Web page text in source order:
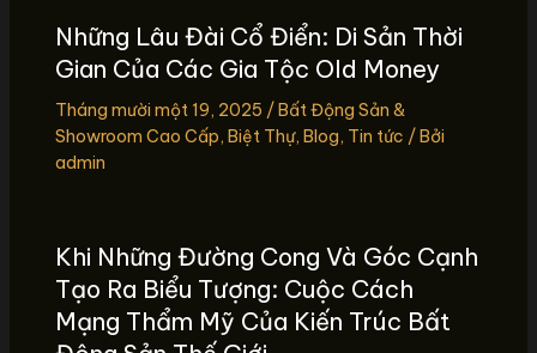
Những Lâu Đài Cổ Điển: Di Sản Thời
Gian Của Các Gia Tộc Old Money
Tháng mười một 19, 2025 / Bất Động Sản &
Showroom Cao Cấp, Biệt Thự, Blog, Tin tức / Bởi
admin
Khi Những Đường Cong Và Góc Cạnh
Tạo Ra Biểu Tượng: Cuộc Cách
Mạng Thẩm Mỹ Của Kiến Trúc Bất